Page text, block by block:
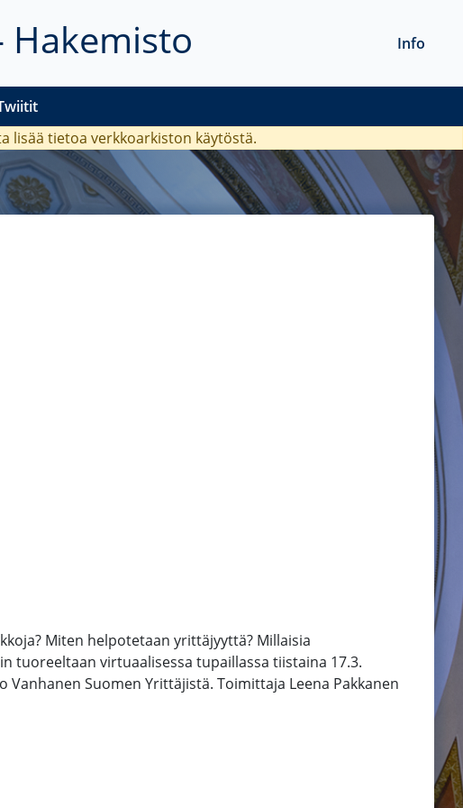
Hakemisto Info
lisää tietoa verkkoarkiston käytöstä.
Miten helpotetaan yrittäjyyttä? Millaisia
tuoreeltaan virtuaalisessa tupaillassa tiistaina 17.3.
Suomen Yrittäjistä. Toimittaja Leena Pakkanen